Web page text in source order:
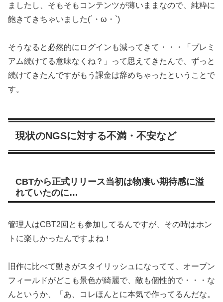
ましたし、そもそもコンテンツが薄いままなので、純粋に
飽きてきちゃいました(´・ω・`)
そうなると必然的にログインも減ってきて・・・「プレミ
アム続けてる意味なくね？」って思えてきたんで、ずっと
続けてきたんですがもう課金は辞めちゃったということで
す。
現状のNGSに対する不満・不安など
CBTから正式リリース当初は物凄い期待感に溢
れていたのに…
管理人はCBT2回とも参加してるんですが、その時はホン
トに楽しかったんですよね！
旧作に比べて動きがスタイリッシュになってて、オープン
フィールドがどこも景色が綺麗で、敵も個性的で・・・な
んというか、「あ、コレほんとに本気で作ってるんだな。